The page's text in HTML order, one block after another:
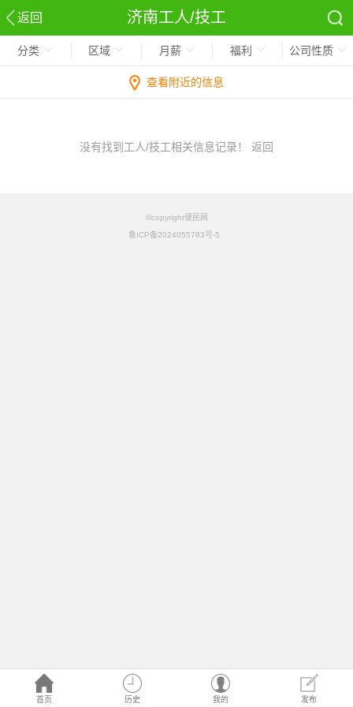
返回 济南工人/技工
首页 历史 我的 发布
分类 区域 月薪 福利 公司性质
查看附近的信息
没有找到工人/技工相关信息记录！ 返回
©copyright便民网
鲁ICP备2024055783号-5